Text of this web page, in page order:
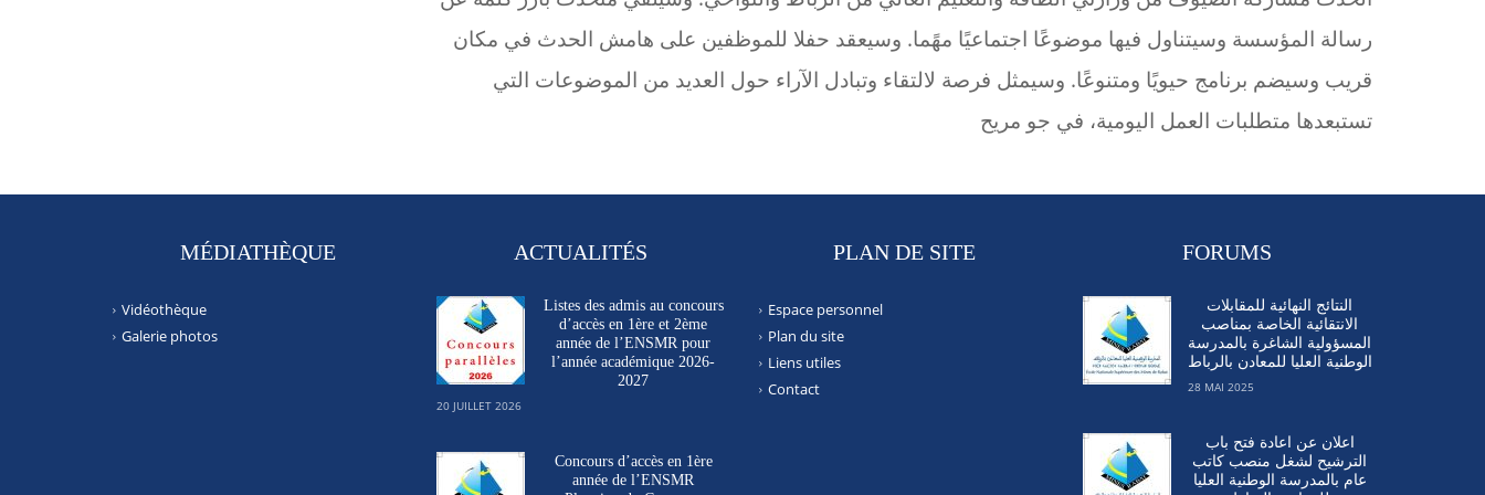
رسالة المؤسسة وسيتناول فيها موضوعًا اجتماعيًا مهًما. وسيعقد حفلا للموظفين على هامش الحدث في مكان
قريب وسيضم برنامج حيويًا ومتنوعًا. وسيمثل فرصة لالتقاء وتبادل الآراء حول العديد من الموضوعات التي
تستبعدها متطلبات العمل اليومية، في جو مريح
MÉDIATHÈQUE
Vidéothèque
Galerie photos
ACTUALITÉS
Listes des admis au concours
d’accès en 1ère et 2ème
année de l’ENSMR pour
l’année académique 2026-
2027
20 JUILLET 2026
Concours d’accès en 1ère
année de l’ENSMR
PLAN DE SITE
Espace personnel
Plan du site
Liens utiles
Contact
FORUMS
النتائج النهائية للمقابلات
الانتقائية الخاصة بمناصب
المسؤولية الشاغرة بالمدرسة
الوطنية العليا للمعادن بالرباط
28 MAI 2025
اعلان عن اعادة فتح باب
الترشيح لشغل منصب كاتب
عام بالمدرسة الوطنية العليا